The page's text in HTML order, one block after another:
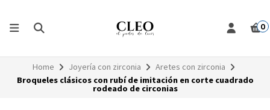
0
Home Joyería con zirconia
Aretes con zirconia
Broqueles clásicos con rubí de imitación en corte cuadrado
rodeado de circonias